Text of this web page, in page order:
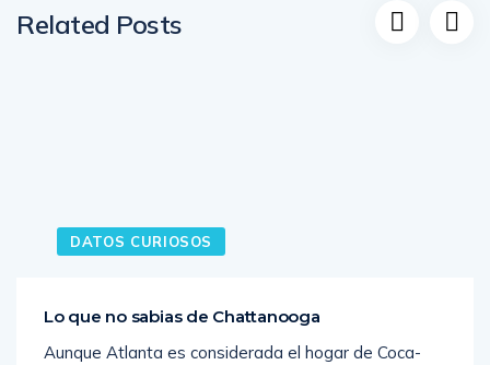
Related Posts
DATOS CURIOSOS
Lo que no sabias de Chattanooga
Aunque Atlanta es considerada el hogar de Coca-